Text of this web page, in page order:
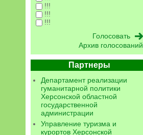
!!!
!!!
!!!
Архив голосований
Партнеры
Департамент реализации
гуманитарной политики
Херсонской областной
государственной
администрации
Управление туризма и
курортов Херсонской